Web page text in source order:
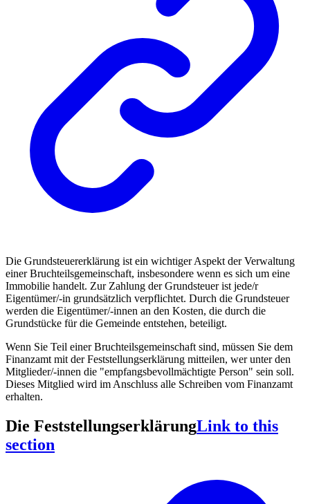
Die Grundsteuererklärung ist ein wichtiger Aspekt der Verwaltung
einer Bruchteilsgemeinschaft, insbesondere wenn es sich um eine
Immobilie handelt. Zur Zahlung der Grundsteuer ist jede/r
Eigentümer/-in grundsätzlich verpflichtet. Durch die Grundsteuer
werden die Eigentümer/-innen an den Kosten, die durch die
Grundstücke für die Gemeinde entstehen, beteiligt.
Wenn Sie Teil einer Bruchteilsgemeinschaft sind, müssen Sie dem
Finanzamt mit der Feststellungserklärung mitteilen, wer unter den
Mitglieder/-innen die "empfangsbevollmächtigte Person" sein soll.
Dieses Mitglied wird im Anschluss alle Schreiben vom Finanzamt
erhalten.
Die FeststellungserklärungLink to this
section